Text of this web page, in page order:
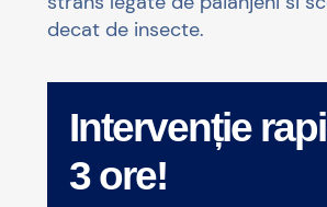
decat de insecte.
Intervenție
3 ore!